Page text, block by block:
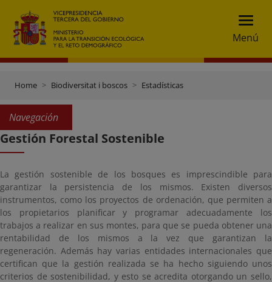
Menú
Home Biodiversitat i boscos Estadísticas
Navegación
Gestión Forestal Sostenible
La gestión sostenible de los bosques es imprescindible para
garantizar la persistencia de los mismos. Existen diversos
instrumentos, como los proyectos de ordenación, que permiten a
los propietarios planificar y programar adecuadamente los
trabajos a realizar en sus montes, para que se pueda obtener una
rentabilidad de los mismos a la vez que garantizan la
regeneración. Además hay varias entidades internacionales que
certifican que la gestión realizada se ha hecho siguiendo unos
criterios de sostenibilidad, y esto se acredita otorgando un sello,